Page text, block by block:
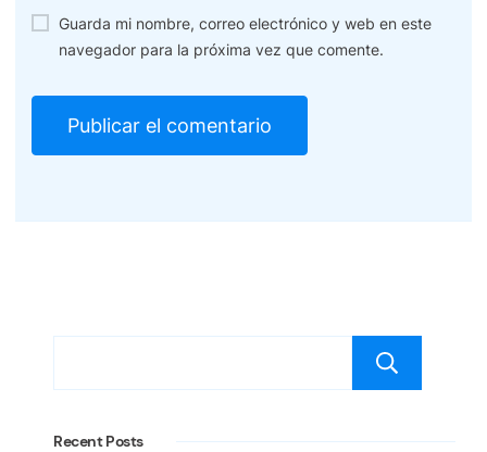
Guarda mi nombre, correo electrónico y web en este
navegador para la próxima vez que comente.
Recent Posts